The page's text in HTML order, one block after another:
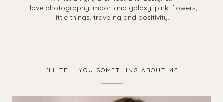
I love photography, moon and galaxy, pink, flowers,
little things, traveling and positivity.
I'LL TELL YOU SOMETHING ABOUT ME